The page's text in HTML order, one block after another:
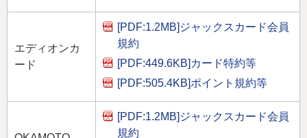
エディオンカ
ード
[PDF:1.2MB] ジャックスカード会員
規約
[PDF:449.6KB] カード特約等
[PDF:505.4KB]ポイント規約等
[PDF:1.2MB] ジャックスカード会員
規約